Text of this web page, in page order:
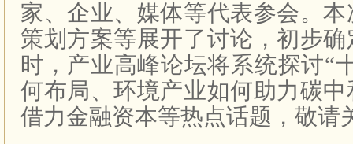
家、企业、媒体等代表参会。
策划方案等展开了讨论，初步
时，产业高峰论坛将系统探讨“
何布局、环境产业如何助力碳
借力金融资本等热点话题，敬请